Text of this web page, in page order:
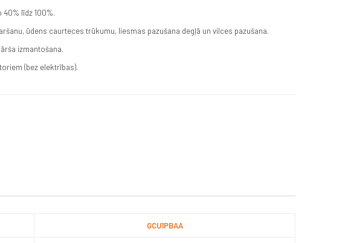
40% līdz 100%.
ūdens caurteces trūkumu, liesmas pazušana degļā un vilces pazušana.
izmantošana.
(bez elektrības).
GCU1PBAA